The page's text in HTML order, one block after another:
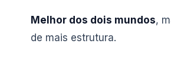
Melhor dos dois mundos,
de mais estrutura.